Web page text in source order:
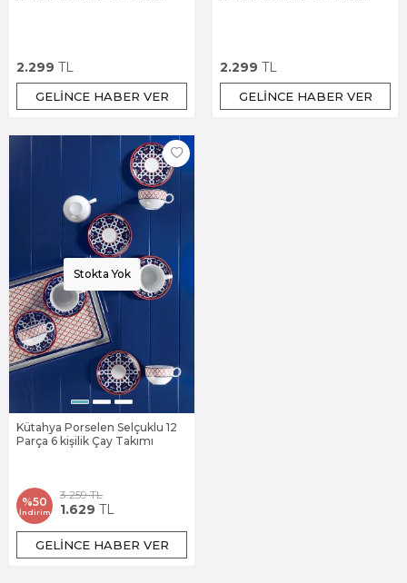
2.299 TL
GELINCE HABER VER
2.299 TL
GELINCE HABER VER
Stokta Yok
Kütahya Porselen Selçuklu 12
Parça 6 kişilik Çay Takımı
%50
İndirim
3.259TL
1.629 TL
GELINCE HABER VER